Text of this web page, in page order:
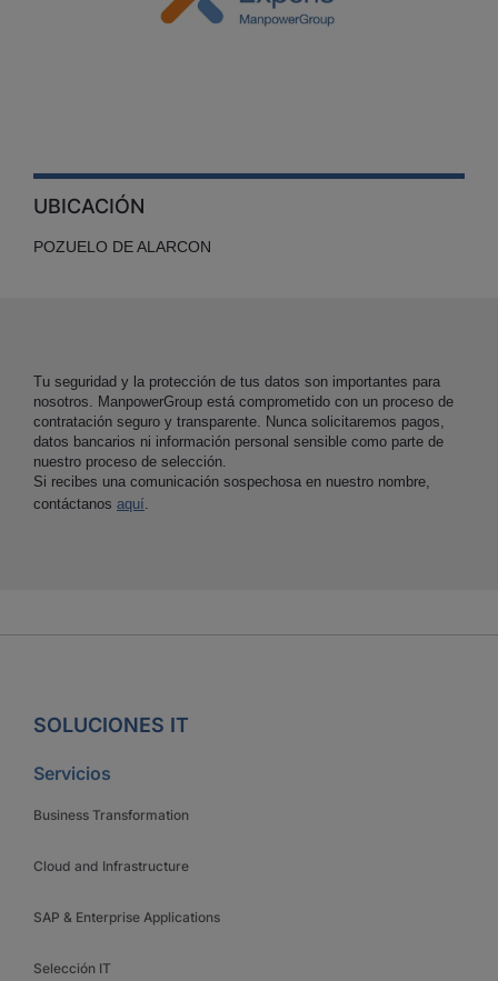
UBICACIÓN
POZUELO DE ALARCON
Tu seguridad y la protección de tus datos son importantes para
nosotros. ManpowerGroup está comprometido con un proceso de
contratación seguro y transparente. Nunca solicitaremos pagos,
datos bancarios ni información personal sensible como parte de
nuestro proceso de selección.
Si recibes una comunicación sospechosa en nuestro nombre,
contáctanos aquí
SOLUCIONES IT
Servicios
Business Transformation
Cloud and Infrastructure
SAP & Enterprise Applications
Selección IT